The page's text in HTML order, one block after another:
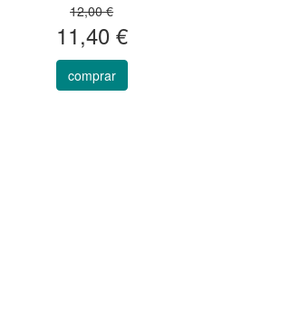
12,00 €
11,40 €
comprar